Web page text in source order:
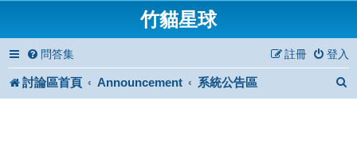
竹貓星球
問答集 登入
註冊
討論區首頁 Announcement 系統公告區